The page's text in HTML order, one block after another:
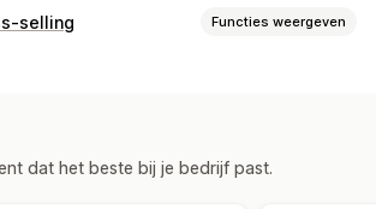
selling Functies weergeven
Add-ons in één klik
dat het beste bij je bedrijf past.